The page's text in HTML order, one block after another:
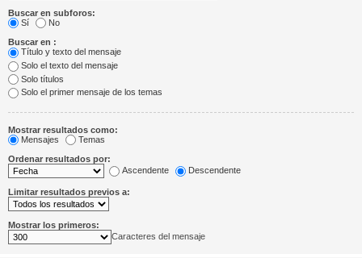
Buscar en subforos:
Sí
No
Buscar en :
Título y texto del mensaje
Solo el texto del mensaje
Solo títulos
Solo el primer mensaje de los temas
Mostrar resultados como:
Mensajes
Temas
Ordenar resultados por:
Ascendente
Descendente
Limitar resultados previos a:
Mostrar los primeros:
Caracteres del mensaje